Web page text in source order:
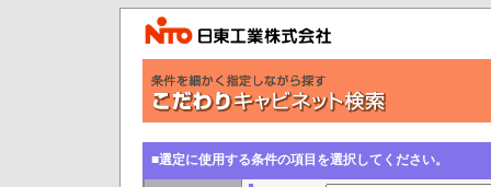
■選定に使用する条件の項目を選択してください。